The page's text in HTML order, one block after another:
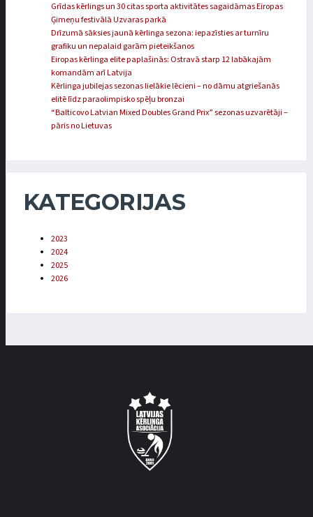
Grīdas kērlings un 30 citas sporta aktivitātes sagaidāmas Eiropas
Ģimeņu festivālā Uzvaras parkā
Drīzumā sāksies jaunā kērlinga sezona: iepazīsties ar turnīru
grafiku un nepalaid garām pieteikšanos
Eiropas kērlinga elite paplašinās: Ostravā starp 12 labākajām
komandām arī Latvija
Kērlinga jubilejas sezonas lielākie lēcieni – no dāmu atgriešanās
elitē līdz paraolimpisko spēļu bronzai
“Balticovo Latvian Mixed Doubles Grand Prix” sezonas uzvarētāji –
pāris no Lietuvas
KATEGORIJAS
2023
2024
2025
2026